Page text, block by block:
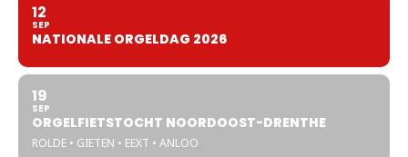
12
SEP
NATIONALE ORGELDAG 2026
19
SEP
ORGELFIETSTOCHT NOORDOOST-DRENTHE
ROLDE • GIETEN • EEXT • ANLOO